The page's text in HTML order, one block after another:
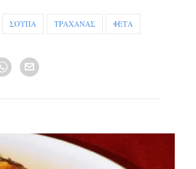
ΣΟΥΠΑ ΤΡΑΧΑΝΑΣ ΦΕΤΑ